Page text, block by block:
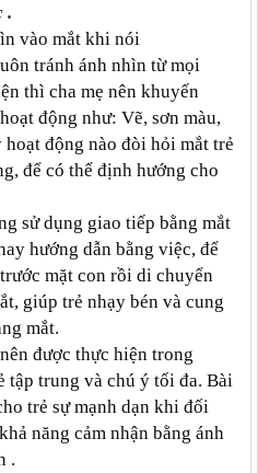
.
vào mắt khi nói
tránh ánh nhìn từ mọi
thì cha mẹ nên khuyến
động như: Vẽ, sơn màu,
động nào đòi hỏi mắt trẻ
để có thể định hướng cho
dụng giao tiếp bằng mắt
hướng dẫn bằng việc, để
mặt con rồi di chuyển
giúp trẻ nhạy bén và cung
mắt.
được thực hiện trong
tập trung và chú ý tối đa. Bài
trẻ sự mạnh dạn khi đối
năng cảm nhận bằng ánh
.